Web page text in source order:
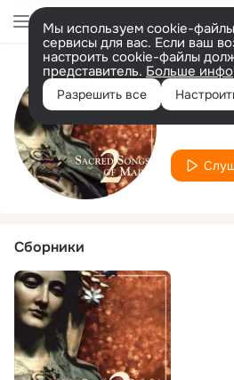
Мы используем cookie-
сервисы для вас. Если ваш
настроить cookie-файлы
представитель. Больше
Разрешить все
Сборники